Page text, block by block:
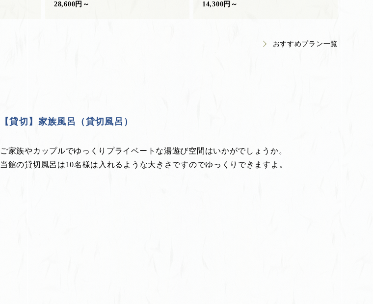
28,600円～ 14,300円～
おすすめプラン一覧
【貸切】家族風呂（貸切風呂）
ご家族やカップルでゆっくりプライベートな湯遊び空間はいかがでしょうか。
当館の貸切風呂は10名様は入れるような大きさですのでゆっくりできますよ。